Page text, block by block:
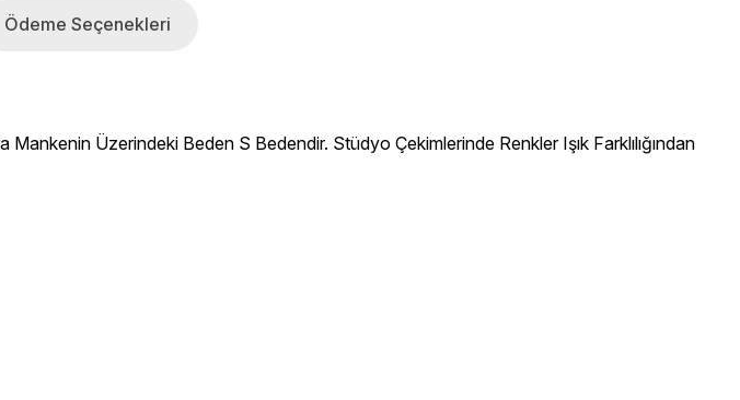
Ödeme Seçenekleri
Üzerindeki Beden S Bedendir. Stüdyo Çekimlerinde Renkler Işık Farklılığından